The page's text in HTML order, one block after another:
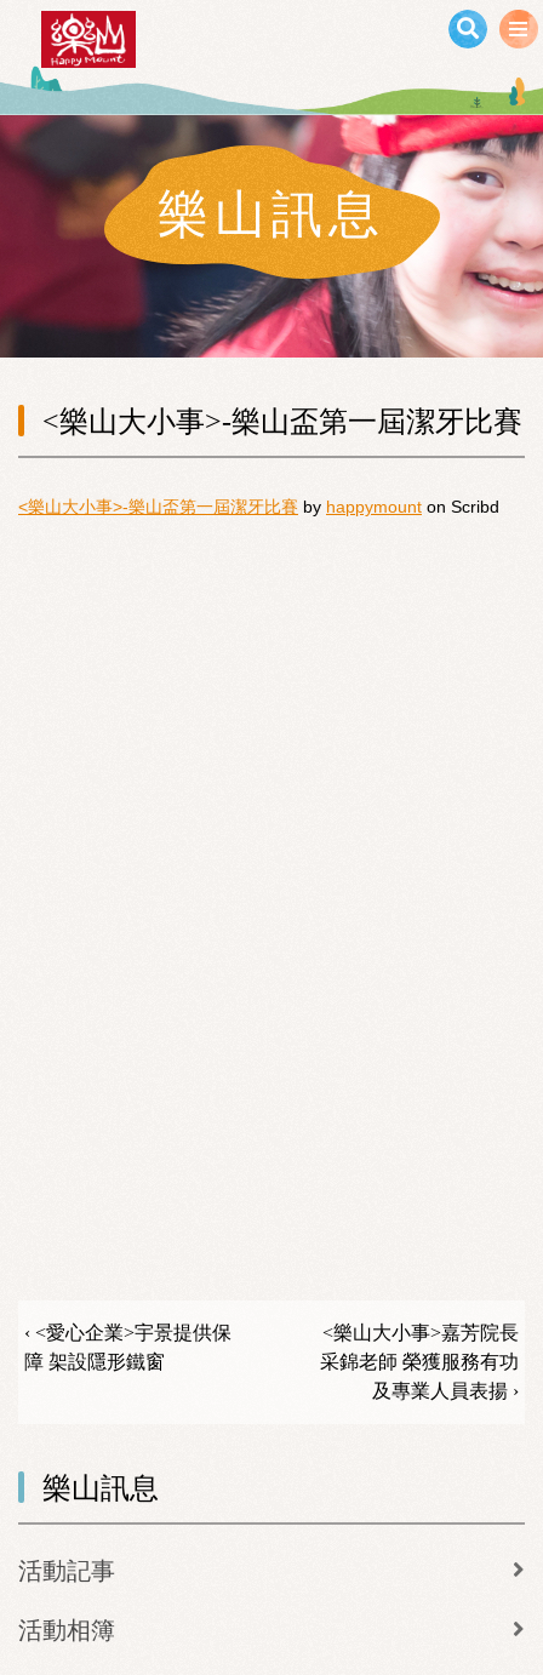
移至主內容
樂山訊息
<樂山大小事>-樂山盃第一屆潔牙比賽
<樂山大小事>-樂山盃第一屆潔牙比賽 by happymount on Scribd
‹ <愛心企業>宇景提供保
障 架設隱形鐵窗
<樂山大小事>嘉芳院長
采錦老師 榮獲服務有功
及專業人員表揚 ›
樂山訊息
活動記事
活動相簿